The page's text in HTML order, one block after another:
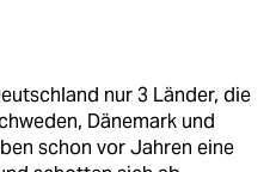
nur 3 Länder, die
Dänemark und
schon vor Jahren eine